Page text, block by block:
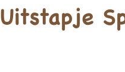
Uitstapje